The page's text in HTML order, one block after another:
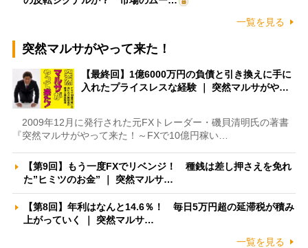
一覧を見る
突然マルサがやって来た！
【最終回】1億6000万円の負債と引き換えに手に
入れたプライスレスな経験 ｜ 突然マルサがや…
2009年12月に発行された元FXトレーダー・磯貝清明氏の著書
『突然マルサがやって来た！～FXで10億円稼い…
【第9回】もう一度FXでリベンジ！ 種銭は差し押さえを免れ
た”ヒミツのお金” ｜ 突然マルサ…
【第8回】年利はなんと14.6％！ 毎日5万円超の延滞税が積み
上がっていく ｜ 突然マルサ…
一覧を見る